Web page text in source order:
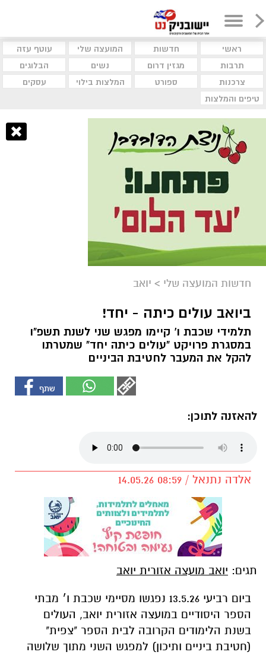
ראשי חדשות המועצה שלי
עוטף עזה
תרבות
מגזין דרום נשים
הבלוגים
צרכנות
ספורט המלצות בילוי
עסקים
טיפים והמלצות
חדשות המועצה שלי > יואב
ביואב עולים כיתה - יחד!
תלמידי שכבת ו' קיימו מפגש שני לשנת תשפ"ו
במסגרת פרויקט "עולים כיתה יחד" שמטרתו
להקל את המעבר לחטיבת הביניים
להאזנה לתוכן:
אלדה נתנאל / 08:59 14.05.26
תגים: יואב מועצה אזורית יואב
ביום רביעי 13.5.26 נפגשו מסיימי שכבת ו׳ מבתי
הספר היסודיים במועצה אזורית יואב, העולים
בשנת הלימודים הקרובה לבית הספר "צפית"
(חטיבת ביניים ותיכון) למפגש השני מתוך שלושה